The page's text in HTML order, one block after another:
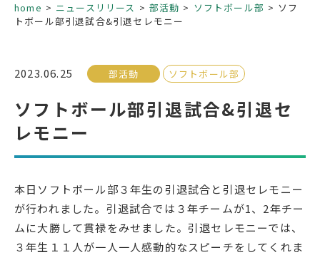
受検生の方へ
年間スケジュール
教科ガイド
校長室より
保健室より
図書室より
事務室より
在校生の皆さんへ
保護者の方へ
本校のPTA活動
home ニュースリリース 部活動 ソフトボール部
ソフ
トボール部引退試合&引退セレモニー
2023.06.25 部活動 ソフトボール部
ソフトボール部引退試合&引退セ
レモニー
本日ソフトボール部３年生の引退試合と引退セレモニー
が行われました。引退試合では３年チームが1、2年チー
ムに大勝して貫禄をみせました。引退セレモニーでは、
３年生１１人が一人一人感動的なスピーチをしてくれま